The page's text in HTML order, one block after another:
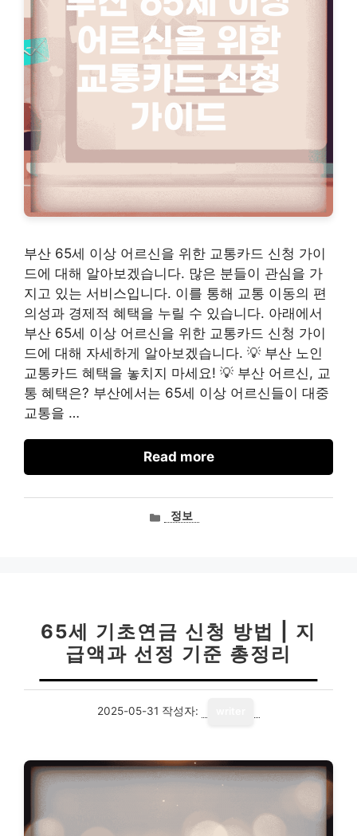
부산 65세 이상 어르신을 위한 교통카드 신청 가이
드에 대해 알아보겠습니다. 많은 분들이 관심을 가
지고 있는 서비스입니다. 이를 통해 교통 이동의 편
의성과 경제적 혜택을 누릴 수 있습니다. 아래에서
부산 65세 이상 어르신을 위한 교통카드 신청 가이
드에 대해 자세하게 알아보겠습니다. 💡 부산 노인
교통카드 혜택을 놓치지 마세요! 💡 부산 어르신, 교
통 혜택은? 부산에서는 65세 이상 어르신들이 대중
교통을 …
Read more
카정보
65세 기초연금 신청 방법 | 지
급액과 선정 기준 총정리
2025-05-31 작성자: